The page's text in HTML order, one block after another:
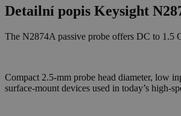
Detailní popis Keysight
The N2874A passive probe offers DC to 1.5
Compact 2.5-mm probe head diameter, low
surface-mount devices used in today’s high-